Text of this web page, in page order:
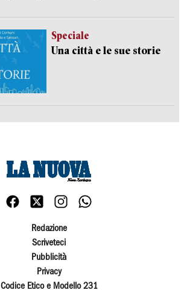
Speciale
Una città e le sue storie
Redazione
Scriveteci
Pubblicità
Privacy
Codice Etico e Modello 231